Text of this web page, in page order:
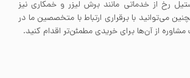
رخ از خدماتی مانند برش لیزر و خمکاری نیز
می‌توانید با برقراری ارتباط با متخصصین ما در
از آن‌ها برای خریدی مطمئن‌تر اقدام کنید.